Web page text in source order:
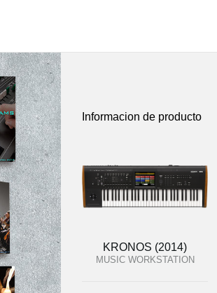
Informacion de producto
KRONOS (2014)
MUSIC WORKSTATION